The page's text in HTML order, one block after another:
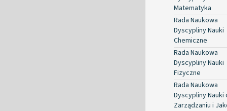
Matematyka
Rada Naukowa
Dyscypliny Nauki
Chemiczne
Rada Naukowa
Dyscypliny Nauki
Fizyczne
Rada Naukowa
Dyscypliny Nauki
Zarządzaniu i